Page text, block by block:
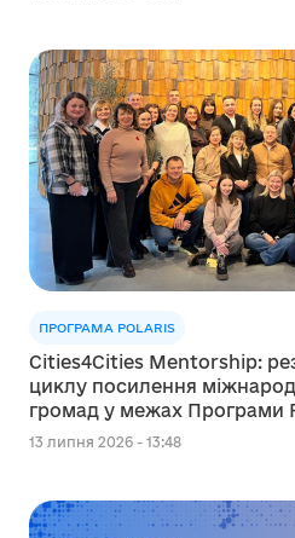
ПРОГРАМА POLARIS
Cities4Cities Mentorship:
циклу посилення
громад у межах Програми
13 липня 2026 - 13:48